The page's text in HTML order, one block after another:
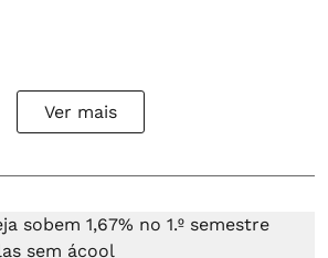
Ver mais